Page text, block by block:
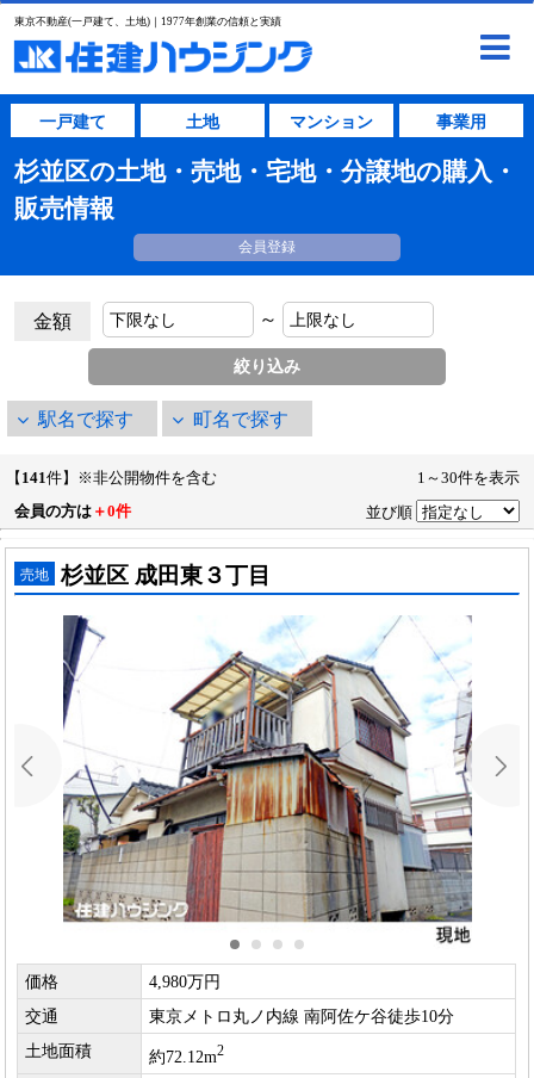
東京不動産(一戸建て、土地)｜1977年創業の信頼と実績
一戸建て 土地 マンション 事業用
杉並区の土地・売地・宅地・分譲地の購入・
販売情報
会員登録
金額 ～
駅名で探す 町名で探す
【 141件】※非公開物件を含む
1～30件を表示
会員の方は ＋0件 並び順
売地 杉並区 成田東３丁目
価格
4,980万円
交通
東京メトロ丸ノ内線 南阿佐ケ谷徒歩10分
土地面積
約72.12m2